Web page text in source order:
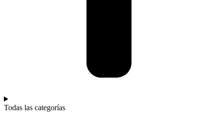
Todas las categorías